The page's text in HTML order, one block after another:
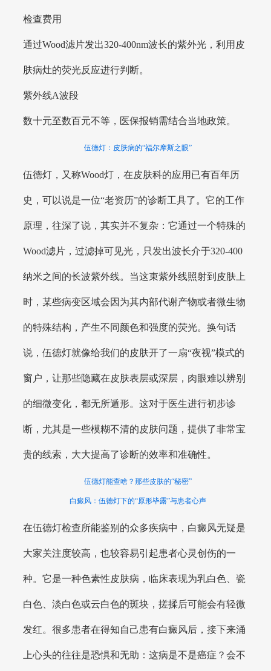
检查费用
通过Wood滤片发出320-400nm波长的紫外光，利用皮
肤病灶的荧光反应进行判断。
紫外线A波段
数十元至数百元不等，医保报销需结合当地政策。
伍德灯：皮肤病的“福尔摩斯之眼”
伍德灯，又称Wood灯，在皮肤科的应用已有百年历
史，可以说是一位“老资历”的诊断工具了。它的工作
原理，往深了说，其实并不复杂：它通过一个特殊的
Wood滤片，过滤掉可见光，只发出波长介于320-400
纳米之间的长波紫外线。当这束紫外线照射到皮肤上
时，某些病变区域会因为其内部代谢产物或者微生物
的特殊结构，产生不同颜色和强度的荧光。换句话
说，伍德灯就像给我们的皮肤开了一扇“夜视”模式的
窗户，让那些隐藏在皮肤表层或深层，肉眼难以辨别
的细微变化，都无所遁形。这对于医生进行初步诊
断，尤其是一些模糊不清的皮肤问题，提供了非常宝
贵的线索，大大提高了诊断的效率和准确性。
伍德灯能查啥？那些皮肤的“秘密”
白癜风：伍德灯下的“原形毕露”与患者心声
在伍德灯检查所能鉴别的众多疾病中，白癜风无疑是
大家关注度较高，也较容易引起患者心灵创伤的一
种。它是一种色素性皮肤病，临床表现为乳白色、瓷
白色、淡白色或云白色的斑块，搓揉后可能会有轻微
发红。很多患者在得知自己患有白癜风后，接下来涌
上心头的往往是恐惧和无助：这病是不是癌症？会不